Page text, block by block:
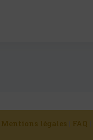
Mentions légales | FAQ |